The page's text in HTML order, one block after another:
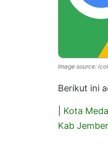
Image source:
Berikut ini
Kota
Kab Jember